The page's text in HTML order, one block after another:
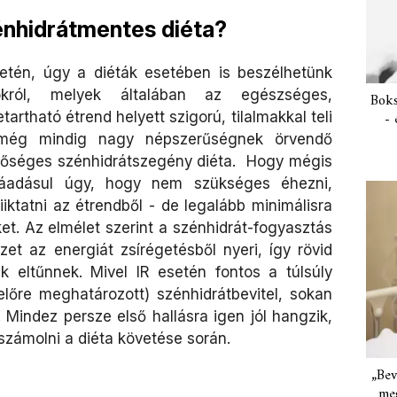
diéta?
úgy a diéták esetében is beszélhetünk
melyek általában az egészséges,
étrend helyett szigorú, tilalmakkal teli
mindig nagy népszerűségnek örvendő
szénhidrátszegény diéta. Hogy mégis
úgy, hogy nem szükséges éhezni,
az étrendből - de legalább minimálisra
Az elmélet szerint a szénhidrát-fogyasztás
az energiát zsírégetésből nyeri, így rövid
eltűnnek. Mivel IR esetén fontos a túlsúly
meghatározott) szénhidrátbevitel, sokan
persze első hallásra igen jól hangzik,
a diéta követése során.
-